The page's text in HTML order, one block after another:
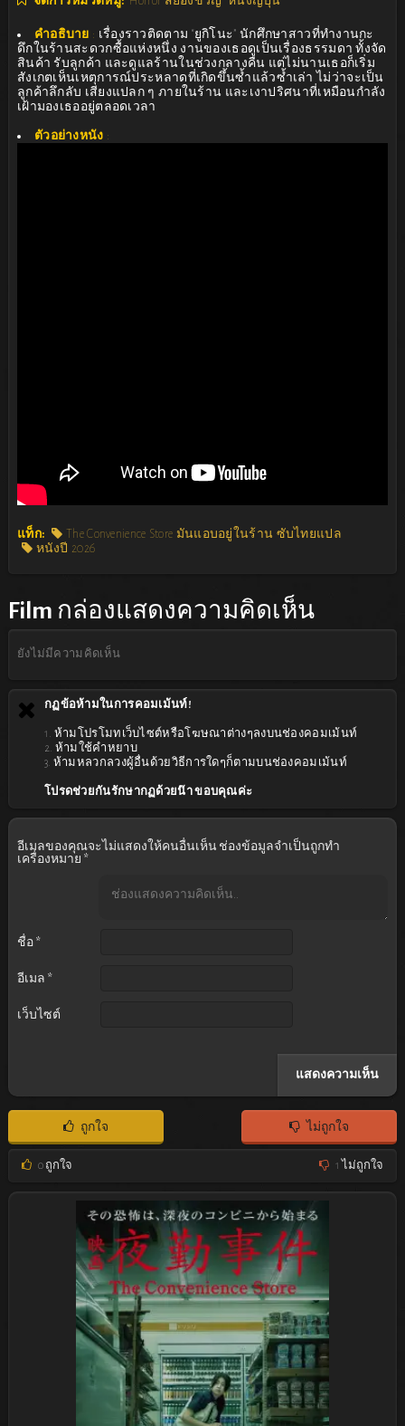
คำอธิบาย : เรื่องราวติดตาม “ยูกิโนะ” นักศึกษาสาวที่ทำงานกะ
ดึกในร้านสะดวกซื้อแห่งหนึ่ง งานของเธอดูเป็นเรื่องธรรมดา ทั้งจัด
สินค้า รับลูกค้า และดูแลร้านในช่วงกลางคืน แต่ไม่นานเธอก็เริ่ม
สังเกตเห็นเหตุการณ์ประหลาดที่เกิดขึ้นซ้ำแล้วซ้ำเล่า ไม่ว่าจะเป็น
ลูกค้าลึกลับ เสียงแปลก ๆ ภายในร้าน และเงาปริศนาที่เหมือนกำลัง
เฝ้ามองเธออยู่ตลอดเวลา
ตัวอย่างหนัง :
แท็ก:
The Convenience Store มันแอบอยู่ในร้าน ซับไทยแปล
หนังปี 2026
Film กล่องแสดงความคิดเห็น
ยังไม่มีความคิดเห็น
กฏข้อห้ามในการคอมเม้นท์!
1. ห้ามโปรโมทเว็บไซต์หรือโฆษณาต่างๆลงบนช่องคอมเม้นท์
2. ห้ามใช้คำหยาบ
3. ห้ามหลวกลวงผู้อื่นด้วยวิธีการใดๆก็ตามบนช่องคอมเม้นท์
โปรดช่วยกันรักษากฏด้วยน๊า ขอบคุณค่ะ
อีเมลของคุณจะไม่แสดงให้คนอื่นเห็น ช่องข้อมูลจำเป็นถูกทำ
เครื่องหมาย *
ชื่อ *
อีเมล *
เว็บไซต์
ถูกใจ ไม่ถูกใจ
0ถูกใจ 1 ไม่ถูกใจ